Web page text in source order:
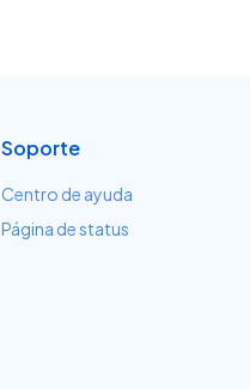
Soporte
Centro de ayuda
Página de status